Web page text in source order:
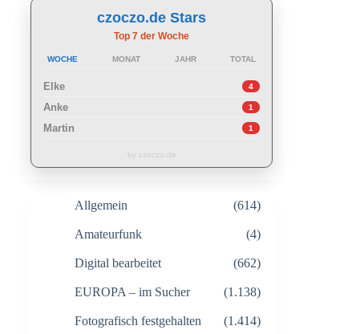
czoczo.de Stars
Top 7 der Woche
WOCHE MONAT JAHR TOTAL
Elke 4
Anke 1
Martin 1
by czoczo.de
Allgemein (614)
Amateurfunk (4)
Digital bearbeitet (662)
EUROPA – im Sucher (1.138)
Fotografisch festgehalten (1.414)